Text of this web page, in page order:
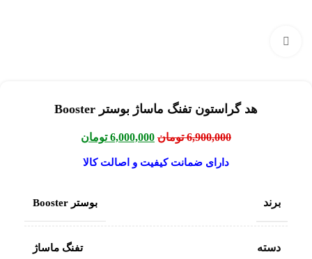
هد گراستون تفنگ ماساژ بوستر Booster
6,900,000 تومان 6,000,000 تومان
دارای ضمانت کیفیت و اصالت کالا
برند بوستر Booster
دسته تفنگ ماساژ